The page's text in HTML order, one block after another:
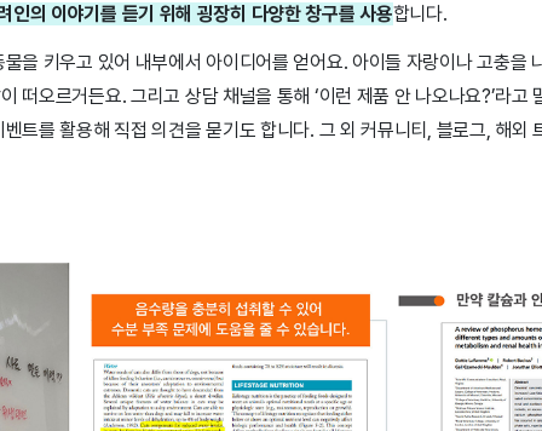
인의 이야기를 듣기 위해 굉장히 다양한 창구를 사용합니다.
을 키우고 있어 내부에서 아이디어를 얻어요. 아이들 자랑이나 고충을
떠오르거든요. 그리고 상담 채널을 통해 ‘이런 제품 안 나오나요?’라고
트를 활용해 직접 의견을 묻기도 합니다. 그 외 커뮤니티, 블로그, 해외